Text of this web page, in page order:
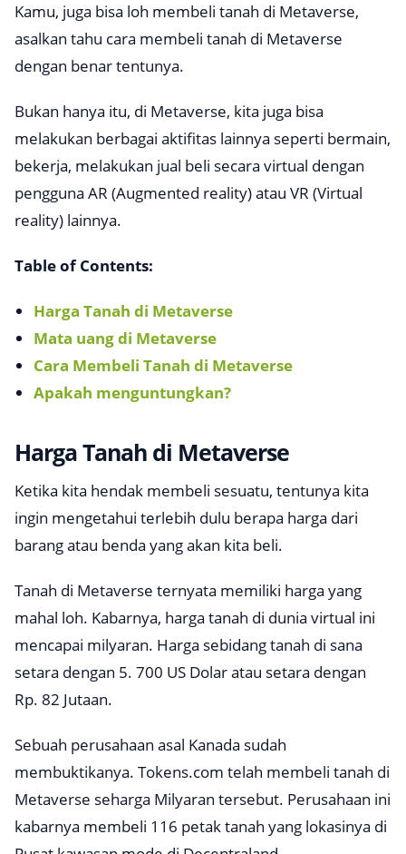
Kamu, juga bisa loh membeli tanah di Metaverse,
asalkan tahu cara membeli tanah di Metaverse
dengan benar tentunya.
Bukan hanya itu, di Metaverse, kita juga bisa
melakukan berbagai aktifitas lainnya seperti bermain,
bekerja, melakukan jual beli secara virtual dengan
pengguna AR (Augmented reality) atau VR (Virtual
reality) lainnya.
Table of Contents:
Harga Tanah di Metaverse
Mata uang di Metaverse
Cara Membeli Tanah di Metaverse
Apakah menguntungkan?
Harga Tanah di Metaverse
Ketika kita hendak membeli sesuatu, tentunya kita
ingin mengetahui terlebih dulu berapa harga dari
barang atau benda yang akan kita beli.
Tanah di Metaverse ternyata memiliki harga yang
mahal loh. Kabarnya, harga tanah di dunia virtual ini
mencapai milyaran. Harga sebidang tanah di sana
setara dengan 5. 700 US Dolar atau setara dengan
Rp. 82 Jutaan.
Sebuah perusahaan asal Kanada sudah
membuktikanya. Tokens.com telah membeli tanah di
Metaverse seharga Milyaran tersebut. Perusahaan ini
kabarnya membeli 116 petak tanah yang lokasinya di